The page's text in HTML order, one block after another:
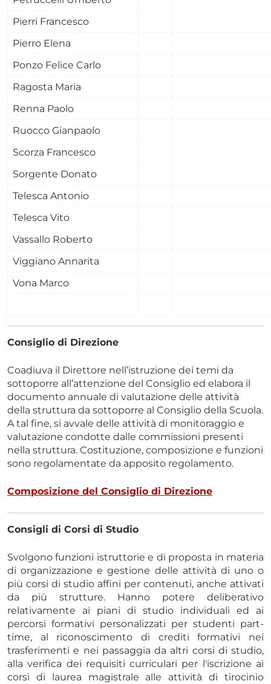
Pierri Francesco
Pierro Elena
Ponzo Felice Carlo
Ragosta Maria
Renna Paolo
Ruocco Gianpaolo
Scorza Francesco
Sorgente Donato
Telesca Antonio
Telesca Vito
Vassallo Roberto
Viggiano Annarita
Vona Marco
Consiglio di Direzione
Coadiuva il Direttore nell’istruzione dei temi da
sottoporre all’attenzione del Consiglio ed elabora il
documento annuale di valutazione delle attività
della struttura da sottoporre al Consiglio della Scuola.
A tal fine, si avvale delle attività di monitoraggio e
valutazione condotte dalle commissioni presenti
nella struttura. Costituzione, composizione e funzioni
sono regolamentate da apposito regolamento.
Composizione del Consiglio di Direzione
Consigli di Corsi di Studio
Svolgono funzioni istruttorie e di proposta in materia
di organizzazione e gestione delle attività di uno o
più corsi di studio affini per contenuti, anche attivati
da più strutture. Hanno potere deliberativo
relativamente ai piani di studio individuali ed ai
percorsi formativi personalizzati per studenti part-
time, al riconoscimento di crediti formativi nei
trasferimenti e nei passaggia da altri corsi di studio,
alla verifica dei requisiti curriculari per l'iscrizione ai
corsi di laurea magistrale alle attività di tirocinio